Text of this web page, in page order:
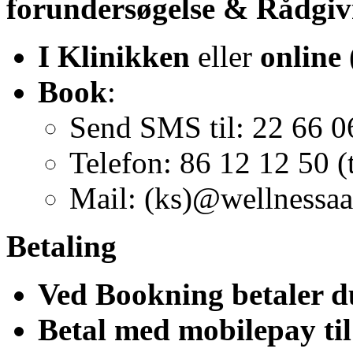
forundersøgelse &
I Klinikken eller online
Book:
Send SMS til: 22 66
Telefon: 86 12 12 50
Mail:
Betaling
Ved Bookning betaler
Betal med mobilepay